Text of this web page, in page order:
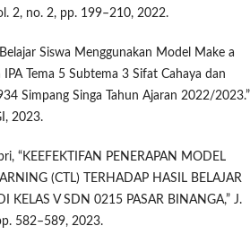
2, no. 2, pp. 199–210, 2022.
Siswa Menggunakan Model Make a
Tema 5 Subtema 3 Sifat Cahaya dan
Simpang Singa Tahun Ajaran 2022/2023.”
2023.
“KEEFEKTIFAN PENERAPAN MODEL
(CTL) TERHADAP HASIL BELAJAR
KELAS V SDN 0215 PASAR BINANGA,” J.
582–589, 2023.